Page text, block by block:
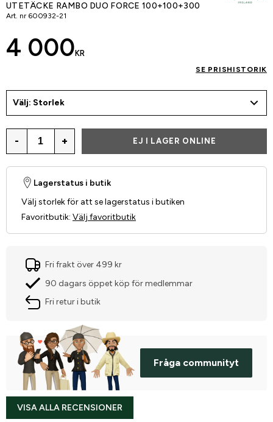
UTETÄCKE RAMBO DUO FORCE 100+100+300
Art. nr 600932-21
4 000 KR
SE PRISHISTORIK
Välj: Storlek
- + EJ I LAGER ONLINE
Lagerstatus i butik
Välj storlek för att se lagerstatus i butiken
Favoritbutik: Välj favoritbutik
Fri frakt över 499 kr
90 dagars öppet köp för medlemmar
Fri retur i butik
Fråga communityt
VISA ALLA RECENSIONER